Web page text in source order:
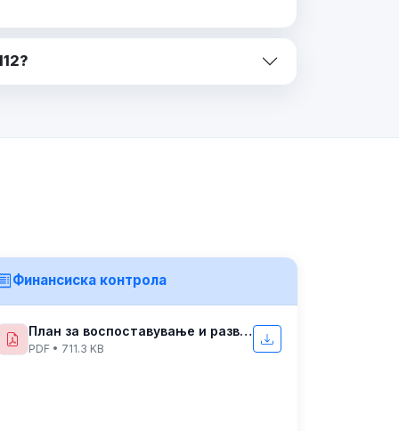
Финансиска контрола
План за воспоставување и развој на финансико управувње и контрола
PDF • 711.3 KB